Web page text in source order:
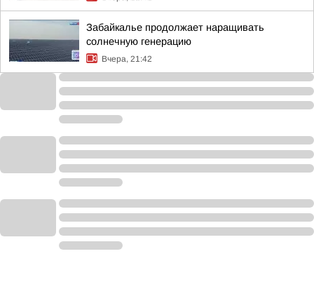
Забайкалье продолжает наращивать
солнечную генерацию
Вчера, 21:42